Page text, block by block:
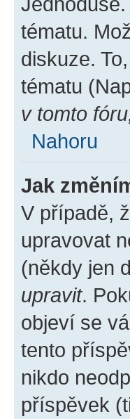
tématu.
diskuze.
tématu
v tomto
Nahoru
Jak
V případě,
upravovat
(někdy jen
upravit.
objeví se
tento
nikdo
příspěvek